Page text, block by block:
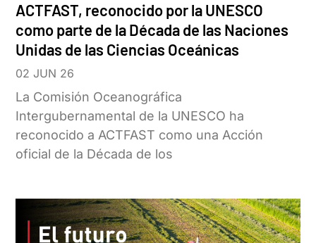
ACTFAST, reconocido por la UNESCO
como parte de la Década de las Naciones
Unidas de las Ciencias Oceánicas
02 JUN 26
La Comisión Oceanográfica
Intergubernamental de la UNESCO ha
reconocido a ACTFAST como una Acción
oficial de la Década de los